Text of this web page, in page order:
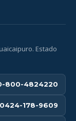
Estado
800-4824220
0424-178-9609